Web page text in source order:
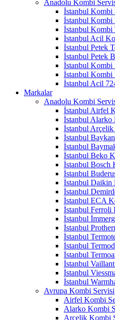
Anadolu Kombi
İstanbul Kombi
İstanbul Kombi
İstanbul Kombi
İstanbul Acil
İstanbul Petek
İstanbul Petek
İstanbul Kombi
İstanbul Kombi
İstanbul Acil
Markalar
Anadolu Kombi
İstanbul Airfel
İstanbul Alarko
İstanbul
İstanbul
İstanbul
İstanbul Beko
İstanbul Bosch
İstanbul
İstanbul Daikin
İstanbul
İstanbul ECA
İstanbul Ferroli
İstanbul
İstanbul
İstanbul
İstanbul
İstanbul
İstanbul
İstanbul
İstanbul
Avrupa Kombi Servisi
Airfel Kombi
Alarko Kombi
Arçelik Kombi